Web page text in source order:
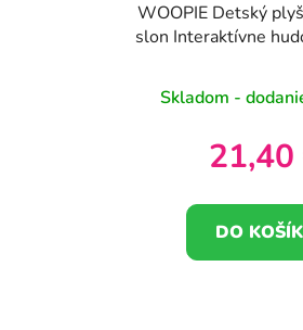
WOOPIE Detský
slon Interaktívne
Skladom -
21,40
DO